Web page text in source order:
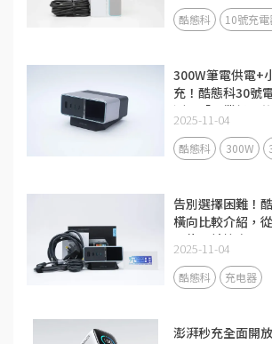
酷態科 10號充電
300W筆電供電+
充！酷態科30號
測：「畢業級」
2025-11-04
酷態科 300W
告別選擇困難！
橫向比較介紹，
全能一站搞定
2025-11-04
酷態科 充电器
澎湃秒充全面開